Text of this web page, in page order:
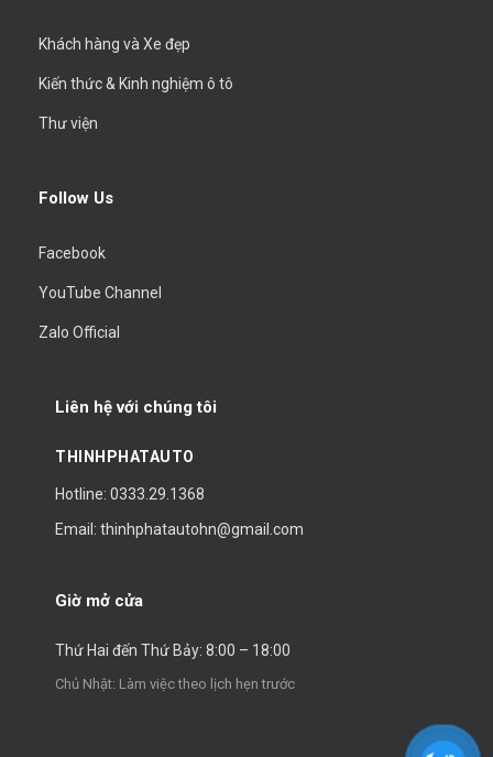
Khách hàng và Xe đẹp
Kiến thức & Kinh nghiệm ô tô
Thư viện
Follow Us
Facebook
YouTube Channel
Zalo Official
Liên hệ với chúng tôi
THINHPHATAUTO
Hotline: 0333.29.1368
Email: thinhphatautohn@gmail.com
Giờ mở cửa
Thứ Hai đến Thứ Bảy: 8:00 – 18:00
Chủ Nhật: Làm việc theo lịch hẹn trước